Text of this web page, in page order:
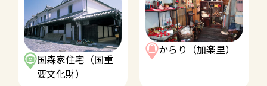
国森家住宅（国重
要文化財）
からり（加楽里）